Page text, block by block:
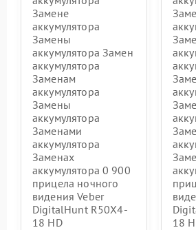
Замене
аккумулятора
Замены
аккумулятора Замен
аккумулятора
Заменам
аккумулятора
Замены
аккумулятора
Заменами
аккумулятора
Заменах
аккумулятора 0 900
прицела ночного
видения Veber
DigitalHunt R50X4-
18 HD
18